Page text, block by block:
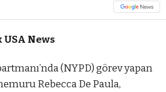
News
(NYPD) görev yapan
Rebecca De Paula,